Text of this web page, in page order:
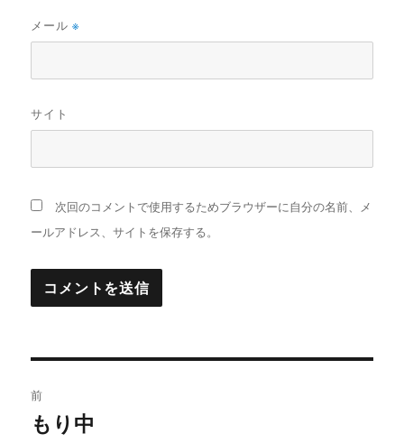
メール※
サイト
次回のコメントで使用するためブラウザーに自分の名前、メ
ールアドレス、サイトを保存する。
稿
前
前
もり中